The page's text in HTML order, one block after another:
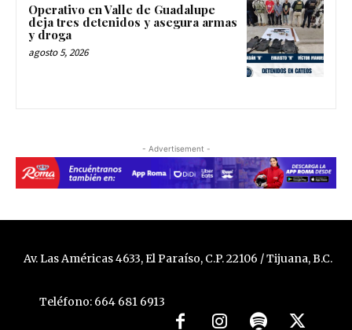
Operativo en Valle de Guadalupe
deja tres detenidos y asegura armas
y droga
agosto 5, 2026
- Advertisement -
Av. Las Américas 4633, El Paraíso, C.P. 22106 / Tijuana, B.C.
Teléfono: 664 681 6913